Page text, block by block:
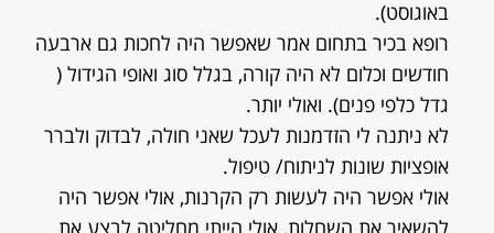
באוגוסט).
רופא בכיר בתחום אמר שאפשר היה לחכות גם ארבעה
חודשים וכלום לא היה קורה, בגלל סוג ואופי הגידול (
גדל כלפי פנים). ואולי יותר.
לא ניתנה לי הזדמנות לעכל שאני חולה, לבדוק ולברר
אופציות שונות לניתוח/ טיפול.
אולי אפשר היה לעשות רק הקרנות, אולי אפשר היה
להשאיר את השחלות, אולי הייתי מחליטה לבצע את